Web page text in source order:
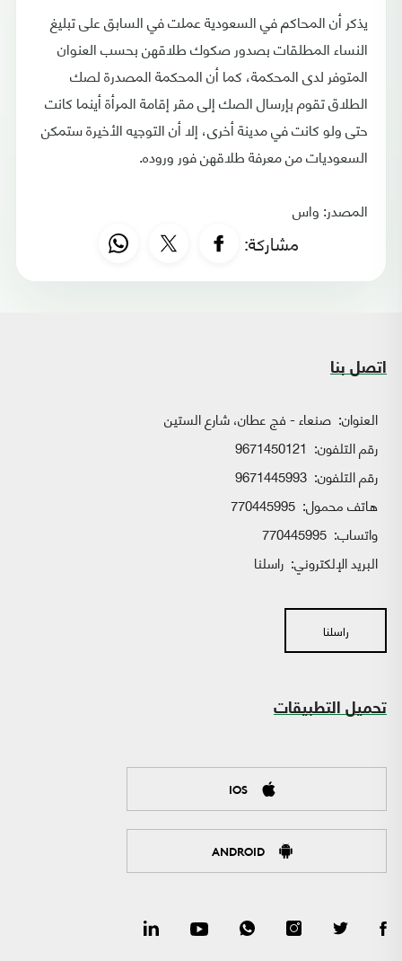
يذكر أن المحاكم في السعودية عملت في السابق على تبليغ
النساء المطلقات بصدور صكوك طلاقهن بحسب العنوان
المتوفر لدى المحكمة، كما أن المحكمة المصدرة لصك
الطلاق تقوم بإرسال الصك إلى مقر إقامة المرأة أينما كانت
حتى ولو كانت في مدينة أخرى، إلا أن التوجيه الأخيرة ستمكن
السعوديات من معرفة طلاقهن فور وروده.
المصدر: واس
مشاركة:
اتصل بنا
العنوان: صنعاء - فج عطان، شارع الستين
رقم التلفون: 9671450121
رقم التلفون: 9671445993
هاتف محمول: 770445995
واتساب:
البريد الإلكتروني: راسلنا
راسلنا
تحميل التطبيقات
IOS
ANDROID